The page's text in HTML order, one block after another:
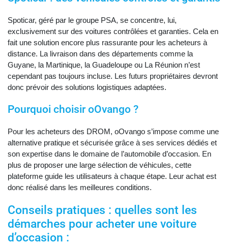
Spoticar, géré par le groupe PSA, se concentre, lui,
exclusivement sur des voitures contrôlées et garanties. Cela en
fait une solution encore plus rassurante pour les acheteurs à
distance. La livraison dans des départements comme la
Guyane, la Martinique, la Guadeloupe ou La Réunion n’est
cependant pas toujours incluse. Les futurs propriétaires devront
donc prévoir des solutions logistiques adaptées.
Pourquoi choisir oOvango ?
Pour les acheteurs des DROM, oOvango s’impose comme une
alternative pratique et sécurisée grâce à ses services dédiés et
son expertise dans le domaine de l’automobile d’occasion. En
plus de proposer une large sélection de véhicules, cette
plateforme guide les utilisateurs à chaque étape. Leur achat est
donc réalisé dans les meilleures conditions.
Conseils pratiques : quelles sont les
démarches pour acheter une voiture
d’occasion :